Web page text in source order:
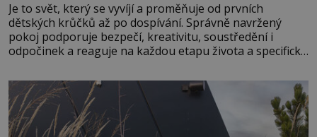
Je to svět, který se vyvíjí a proměňuje od prvních
dětských krůčků až po dospívání. Správně navržený
pokoj podporuje bezpečí, kreativitu, soustředění i
odpočinek a reaguje na každou etapu života a specifické
měkkost a bezpečí, proto by pokoj miminka měl působit
především klidně a útulně. Předškolní věk je